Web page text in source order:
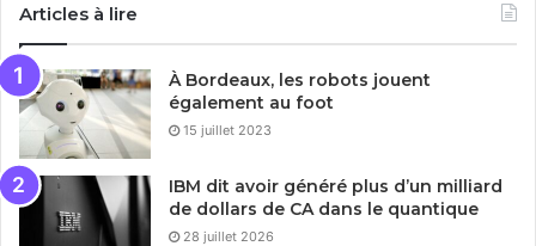
Articles à lire
À Bordeaux, les robots jouent
également au foot
15 juillet 2023
IBM dit avoir généré plus d’un milliard
de dollars de CA dans le quantique
28 juillet 2026